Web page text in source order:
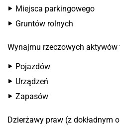
Miejsca parkingowego
Gruntów rolnych
Wynajmu rzeczowych aktywów
Pojazdów
Urządzeń
Zapasów
Dzierżawy praw (z dokładnym